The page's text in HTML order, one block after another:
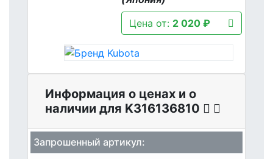
Цена от: 2 020 ₽
Информация о ценах и о
наличии для K316136810
Запрошенный артикул: